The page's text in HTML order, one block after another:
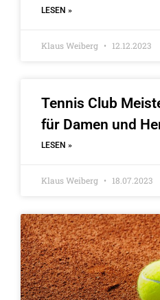
LESEN »
Klaus Weiberg 12.12.2023
Tennis Club
für Damen und
LESEN »
Klaus Weiberg 18.07.2023